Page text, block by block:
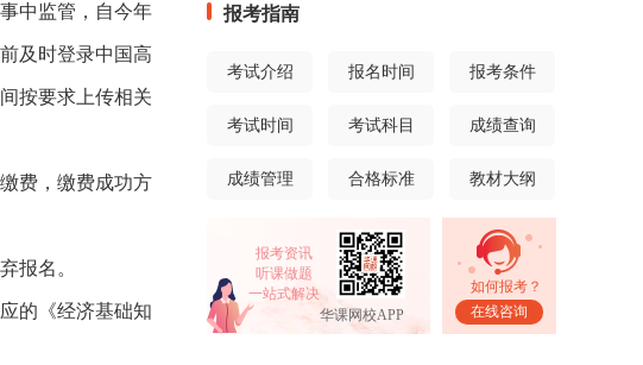
中监管，自今年
及时登录中国高
按要求上传相关
费，缴费成功方
报名。
的《经济基础知
报考指南
考试介绍 报名时间 报考条件
考试时间 考试科目 成绩查询
成绩管理 合格标准 教材大纲
报考资讯
听课做题
一站式解决
华课网校APP
如何报考？
在线咨询